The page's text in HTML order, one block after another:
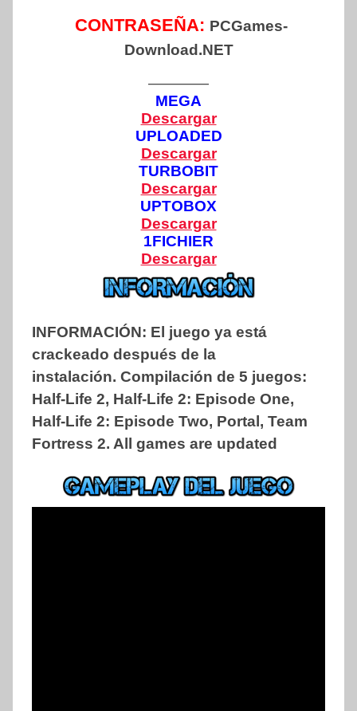
CONTRASEÑA: PCGames-
Download.NET
————
MEGA
Descargar
UPLOADED
Descargar
TURBOBIT
Descargar
UPTOBOX
Descargar
1FICHIER
Descargar
INFORMACIÓN: El juego ya está
crackeado después de la
instalación. Compilación de 5 juegos:
Half-Life 2, Half-Life 2: Episode One,
Half-Life 2: Episode Two, Portal, Team
Fortress 2. All games are updated